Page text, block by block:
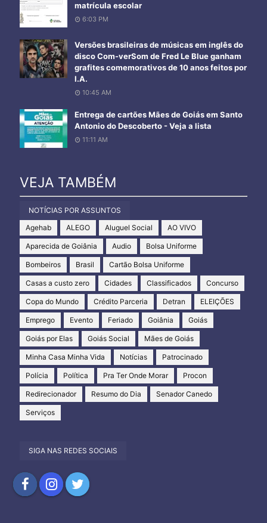
matrícula escolar
6:03 PM
Versões brasileiras de músicas em inglês do
disco Com-verSom de Fred Le Blue ganham
grafites comemorativos de 10 anos feitos por
I.A.
10:45 AM
Entrega de cartões Mães de Goiás em Santo
Antonio do Descoberto - Veja a lista
11:11 AM
VEJA TAMBÉM
NOTÍCIAS POR ASSUNTOS
Agehab
ALEGO Aluguel Social AO VIVO
Aparecida de Goiânia Audio Bolsa Uniforme
Bombeiros Brasil Cartão Bolsa Uniforme
Casas a custo zero Cidades Classificados Concurso
Copa do Mundo Crédito Parceria Detran ELEIÇÕES
Emprego Evento Feriado Goiânia Goiás
Goiás por Elas Goiás Social Mães de Goiás
Minha Casa Minha Vida Notícias Patrocinado
Polícia Política Pra Ter Onde Morar Procon
Redirecionador Resumo do Dia Senador Canedo
Serviços
SIGA NAS REDES SOCIAIS